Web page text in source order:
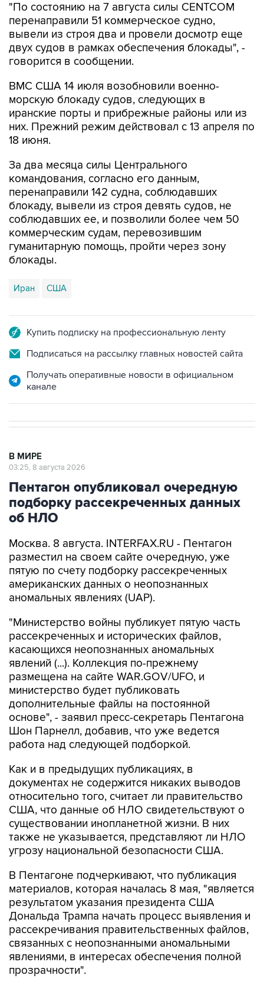
"По состоянию на 7 августа силы CENTCOM
перенаправили 51 коммерческое судно,
вывели из строя два и провели досмотр еще
двух судов в рамках обеспечения блокады", -
говорится в сообщении.
ВМС США 14 июля возобновили военно-
морскую блокаду судов, следующих в
иранские порты и прибрежные районы или из
них. Прежний режим действовал с 13 апреля по
18 июня.
За два месяца силы Центрального
командования, согласно его данным,
перенаправили 142 судна, соблюдавших
блокаду, вывели из строя девять судов, не
соблюдавших ее, и позволили более чем 50
коммерческим судам, перевозившим
гуманитарную помощь, пройти через зону
блокады.
Иран США
Купить подписку на профессиональную ленту
Подписаться на рассылку главных новостей сайта
Получать оперативные новости в официальном
канале
В МИРЕ
03:25, 8 августа 2026
Пентагон опубликовал очередную
подборку рассекреченных данных
об НЛО
Москва. 8 августа. INTERFAX.RU - Пентагон
разместил на своем сайте очередную, уже
пятую по счету подборку рассекреченных
американских данных о неопознанных
аномальных явлениях (UAP).
"Министерство войны публикует пятую часть
рассекреченных и исторических файлов,
касающихся неопознанных аномальных
явлений (...). Коллекция по-прежнему
размещена на сайте WAR.GOV/UFO, и
министерство будет публиковать
дополнительные файлы на постоянной
основе", - заявил пресс-секретарь Пентагона
Шон Парнелл, добавив, что уже ведется
работа над следующей подборкой.
Как и в предыдущих публикациях, в
документах не содержится никаких выводов
относительно того, считает ли правительство
США, что данные об НЛО свидетельствуют о
существовании инопланетной жизни. В них
также не указывается, представляют ли НЛО
угрозу национальной безопасности США.
В Пентагоне подчеркивают, что публикация
материалов, которая началась 8 мая, "является
результатом указания президента США
Дональда Трампа начать процесс выявления и
рассекречивания правительственных файлов,
связанных с неопознанными аномальными
явлениями, в интересах обеспечения полной
прозрачности".